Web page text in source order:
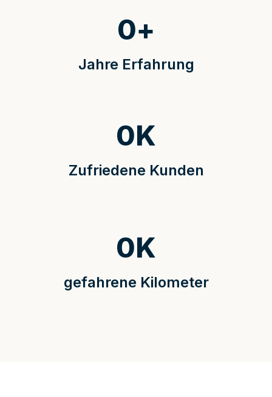
Jahre Erfahrung
0+
Zufriedene Kunden
0K
gefahrene Kilometer
0K